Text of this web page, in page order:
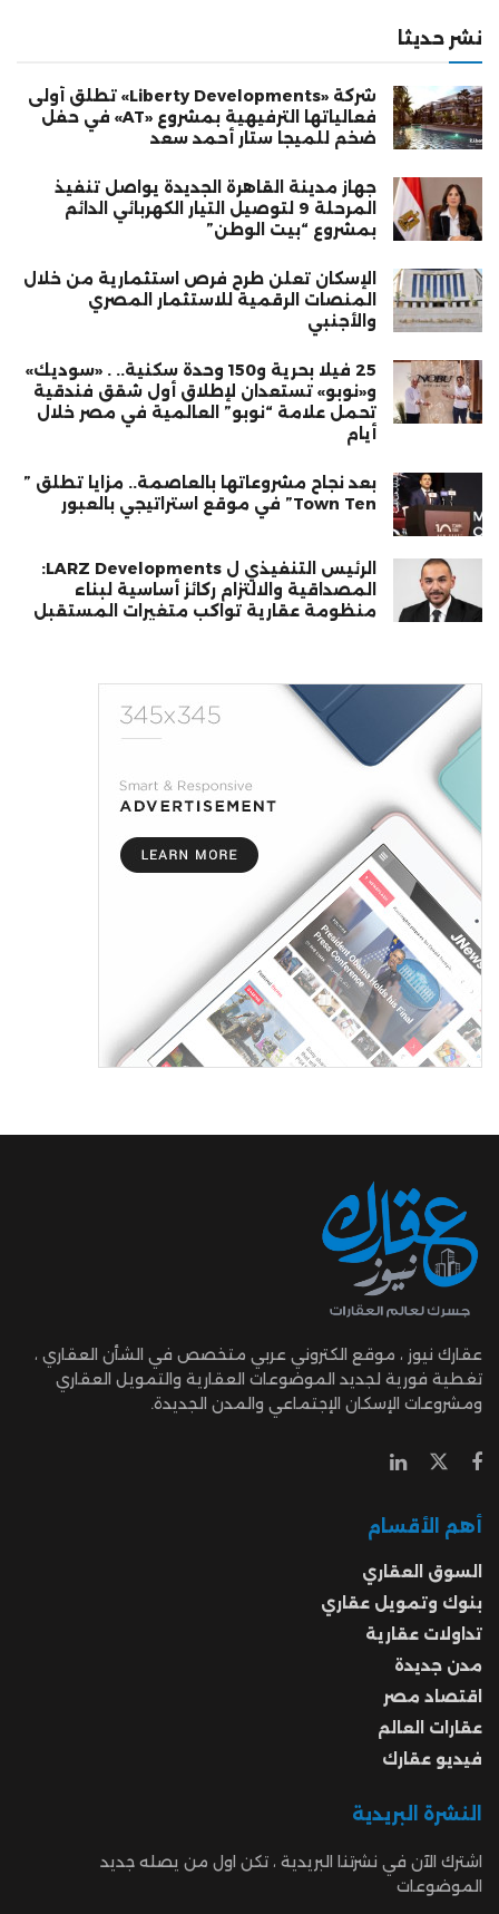
نشر حديثا
شركة «Liberty Developments» تطلق أولى
فعالياتها الترفيهية بمشروع «AT» في حفل
ضخم للميجا ستار أحمد سعد
جهاز مدينة القاهرة الجديدة يواصل تنفيذ
المرحلة 9 لتوصيل التيار الكهربائي الدائم
بمشروع “بيت الوطن”
الإسكان تعلن طرح فرص استثمارية من خلال
المنصات الرقمية للاستثمار المصري
والأجنبي
25 فيلا بحرية و150 وحدة سكنية.. . «سوديك»
و«نوبو» تستعدان لإطلاق أول شقق فندقية
تحمل علامة “نوبو” العالمية في مصر خلال
أيام
بعد نجاح مشروعاتها بالعاصمة.. مزايا تطلق ”
Town Ten” في موقع استراتيجي بالعبور
الرئيس التنفيذي ل LARZ Developments:
المصداقية والالتزام ركائز أساسية لبناء
منظومة عقارية تواكب متغيرات المستقبل
عقارك نيوز ، موقع الكتروني عربي متخصص في الشأن العقاري ،
تغطية فورية لجديد الموضوعات العقارية والتمويل العقاري
ومشروعات الإسكان الإجتماعي والمدن الجديدة.
أهم الأقسام
السوق العقاري
بنوك وتمويل عقاري
تداولات عقارية
مدن جديدة
اقتصاد مصر
عقارات العالم
فيديو عقارك
النشرة البريدية
اشترك الآن في نشرتنا البريدية ، تكن اول من يصله جديد
الموضوعات